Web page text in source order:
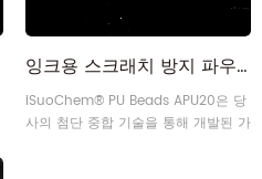
잉크용 스크래치 방지 파우더 PU 비즈
iSuoChem® PU Beads APU20은 당
사의 첨단 중합 기술을 통해 개발된 가